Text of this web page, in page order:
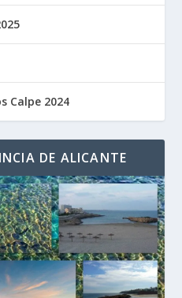
Calpe 2024
DE ALICANTE